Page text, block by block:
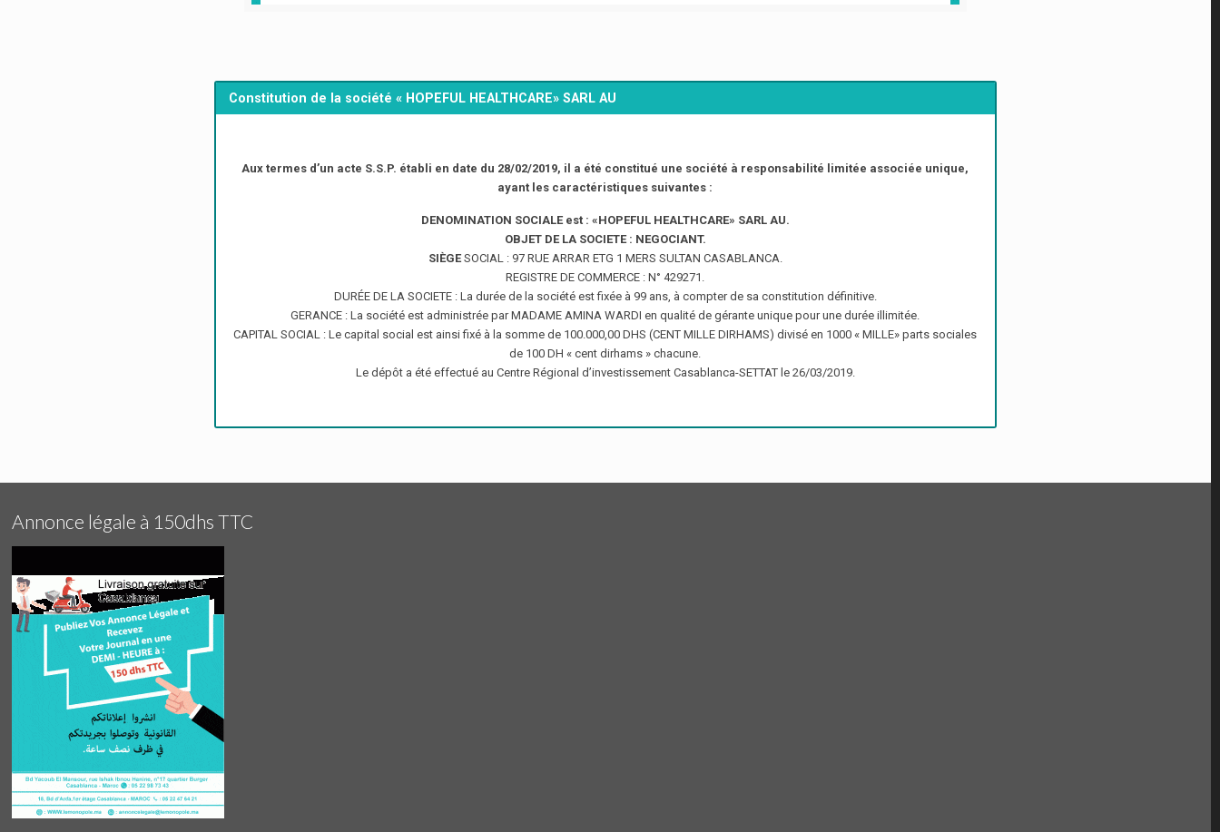
Constitution de la société « HOPEFUL HEALTHCARE» SARL AU
Aux termes d’un acte S.S.P. établi en date du 28/02/2019, il a été constitué une société à responsabilité limitée associée unique,
ayant les caractéristiques suivantes :
DENOMINATION SOCIALE est : «HOPEFUL HEALTHCARE» SARL AU.
OBJET DE LA SOCIETE : NEGOCIANT.
SIÈGESOCIAL : 97 RUE ARRAR ETG 1 MERS SULTAN CASABLANCA.
REGISTRE DE COMMERCE : N° 429271.
DURÉE DE LA SOCIETE : La durée de la société est fixée à 99 ans, à compter de sa constitution définitive.
GERANCE : La société est administrée par MADAME AMINA WARDI en qualité de gérante unique pour une durée illimitée.
CAPITAL SOCIAL : Le capital social est ainsi fixé à la somme de 100.000,00 DHS (CENT MILLE DIRHAMS) divisé en 1000 « MILLE» parts sociales
de 100 DH « cent dirhams » chacune.
Le dépôt a été effectué au Centre Régional d’investissement Casablanca-SETTAT le 26/03/2019.
Annonce légale à 150dhs TTC